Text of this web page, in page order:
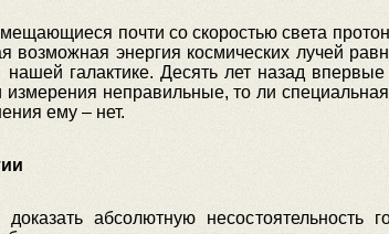
почти со скоростью света
возможная энергия космических лучей
галактике. Десять лет назад
неправильные, то ли
ему – нет.
абсолютную несостоятельность